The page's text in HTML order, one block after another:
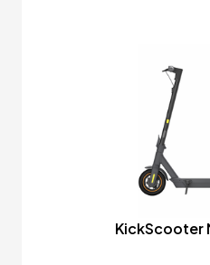
KickScooter